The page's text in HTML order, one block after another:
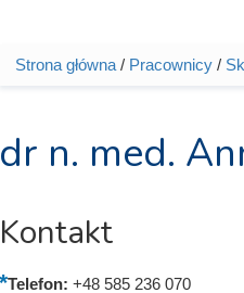
Jesteś tutaj
Strona główna/ Pracownicy/
dr n. med.
Kontakt
Telefon: +48 585 236 070